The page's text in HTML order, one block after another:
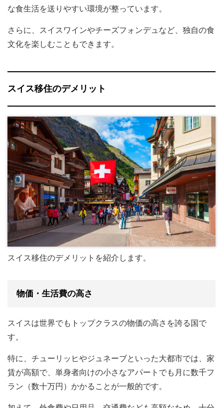
な食生活を送りやすい環境が整っています。
さらに、スイスワインやチーズフォンデュなど、独自の食
文化を楽しむこともできます。
スイス移住のデメリット
スイス移住のデメリットを紹介します。
物価・生活費の高さ
スイスは世界でもトップクラスの物価の高さを誇る国で
す。
特に、チューリッヒやジュネーブといった大都市では、家
賃が高額で、単身者向けの小さなアパートでも月に数千フ
ラン（数十万円）かかることが一般的です。